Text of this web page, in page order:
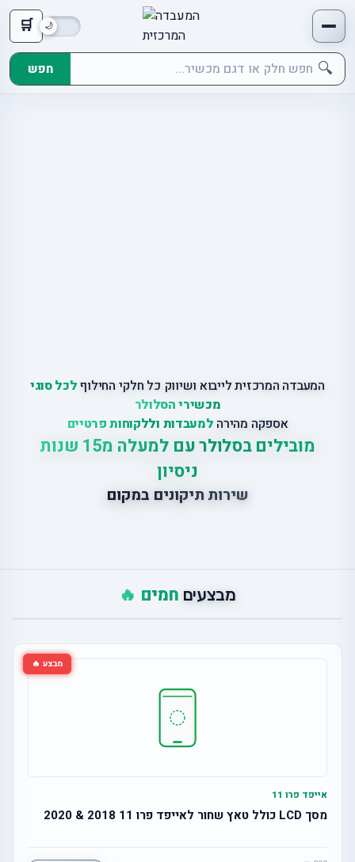
🛒
🔍 חפש
המעבדה המרכזית לייבוא ושיווק כל חלקי החילוףלכל סוגי
מכשירי הסלולר
אספקה מהירה למעבדות וללקוחות פרטיים
מובילים בסלולר עם למעלה מ15 שנות
ניסיון
שירות תיקונים במקום
מבצעים חמים 🔥
מבצע 🔥
אייפד פרו 11
מסך LCD כולל טאץ שחור לאייפד פרו 11 2018 & 2020